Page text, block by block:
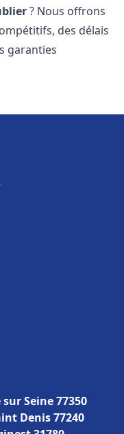
? Nous offrons
des délais
garanties
Seine 77350
Denis 77240